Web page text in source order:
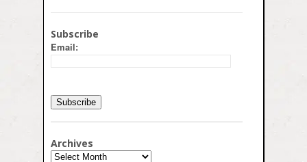
Subscribe
Email:
Archives
Archives